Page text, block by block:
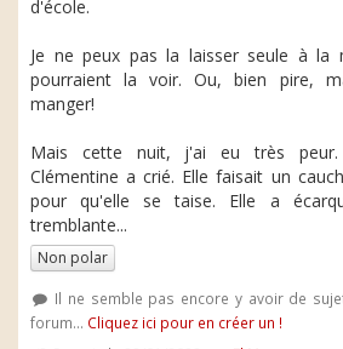
d'école.
Je ne peux pas la laisser seule à la
pourraient la voir. Ou, bien pire,
manger!
Mais cette nuit, j'ai eu très peur.
Clémentine a crié. Elle faisait un
pour qu'elle se taise. Elle a
tremblante...
Non polar
Il ne semble pas encore y avoir de
forum... Cliquez ici pour en créer un !